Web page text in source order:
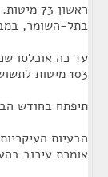
ראשון
בתל-השומר,
103 מיטות לתשושי נפש
תיפתח בחודש
הבעיות
אומרת עיכוב